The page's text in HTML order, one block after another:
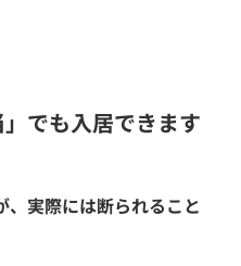
でも入居できます
実際には断られること